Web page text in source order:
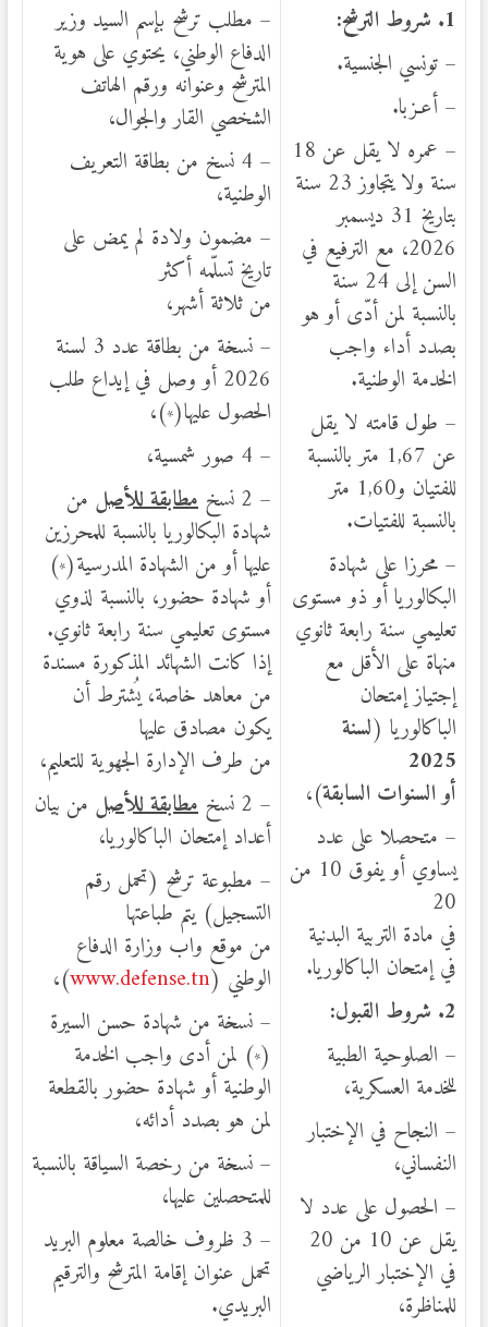
1. شروط الترشح:
– تونسي الجنسية.
– أعـزبا.
– عمره لا يقل عن 18
سنة ولا يتجاوز 23 سنة
بتاريخ 31 ديسمبر
2026، مع الترفيع في
السن إلى 24 سنة
بالنسبة لمن أدّى أو هو
بصدد أداء واجب
الخدمة الوطنية.
– طول قامته لا يقل
عن 1,67 متر بالنسبة
للفتيان و1,60 متر
بالنسبة للفتيات.
– محرزا على شهادة
البكالوريا أو ذو مستوى
تعليمي سنة رابعة ثانوي
منهاة على الأقل مع
إجتياز إمتحان
الباكالوريا (لسنة
2025
أو السنوات السابقة)،
– متحصلا على عدد
يساوي أو يفوق 10 من
20
في مادة التربية البدنية
في إمتحان الباكالوريا.
2. شروط القبول:
– الصلوحية الطبية
للخدمة العسكرية،
– النجاح في الإختبار
النفساني،
– الحصول على عدد لا
يقل عن 10 من 20
في الإختبار الرياضي
للمناظرة،
– مطلب ترشح بإسم السيد وزير
الدفاع الوطني، يحتوي على هوية
المترشح وعنوانه ورقم الهاتف
الشخصي القار والجوال،
– 4 نسخ من بطاقة التعريف
الوطنية،
– مضمون ولادة لم يمض على
تاريخ تسلّمه أكثر
من ثلاثة أشهر،
– نسخة من بطاقة عدد 3 لسنة
2026 أو وصل في إيداع طلب
الحصول عليها(*)،
– 4 صور شمسية،
– 2 نسخ
مطابقة للأصل من
شهادة البكالوريا بالنسبة للمحرزين
عليها أو من الشهادة المدرسية(*
)
أو شهادة حضور، بالنسبة لذوي
مستوى تعليمي سنة رابعة ثانوي.
إذا كانت الشهائد المذكورة مسندة
من معاهد خاصة، يُشترط أن
يكون مصادق عليها
من طرف الإدارة الجهوية للتعليم،
– 2 نسخ
مطابقة للأصل من بيان
أعداد إمتحان الباكالوريا،
– مطبوعة ترشح (تحمل رقم
التسجيل) يتم طباعتها
من موقع واب وزارة الدفاع
الوطني (www.defense.tn)،
– نسخة من شهادة حسن السيرة
(
*) لمن أدى واجب الخدمة
الوطنية أو شهادة حضور بالقطعة
لمن هو بصدد أدائه،
– نسخة من رخصة السياقة بالنسبة
للمتحصلين عليها،
– 3 ظروف خالصة معلوم البريد
تحمل عنوان إقامة المترشح والترقيم
البريدي.